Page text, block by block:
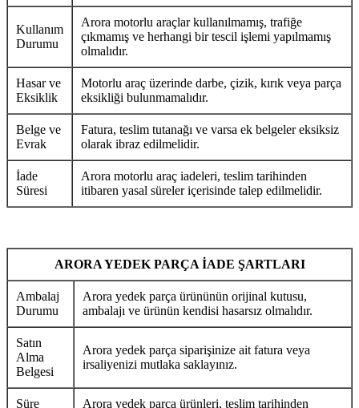
Kullanım
Durumu
Arora motorlu araçlar kullanılmamış, trafiğe
çıkmamış ve herhangi bir tescil işlemi yapılmamış
olmalıdır.
Hasar ve
Eksiklik
Motorlu araç üzerinde darbe, çizik, kırık veya parça
eksikliği bulunmamalıdır.
Belge ve
Evrak
Fatura, teslim tutanağı ve varsa ek belgeler eksiksiz
olarak ibraz edilmelidir.
İade
Süresi
Arora motorlu araç iadeleri, teslim tarihinden
itibaren yasal süreler içerisinde talep edilmelidir.
ARORA YEDEK PARÇA İADE ŞARTLARI
Ambalaj
Durumu
Arora yedek parça ürününün orijinal kutusu,
ambalajı ve ürünün kendisi hasarsız olmalıdır.
Satın
Alma
Belgesi
Arora yedek parça siparişinize ait fatura veya
irsaliyenizi mutlaka saklayınız.
Süre Arora yedek parça ürünleri, teslim tarihinden